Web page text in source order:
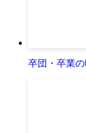
卒団・卒業